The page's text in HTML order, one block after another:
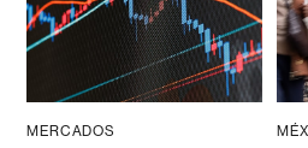
MERCADOS